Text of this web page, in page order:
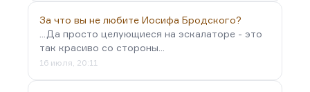
За что вы не любите Иосифа Бродского?
...Да просто целующиеся на эскалаторе - это
так красиво со стороны...
16 июля, 20:11